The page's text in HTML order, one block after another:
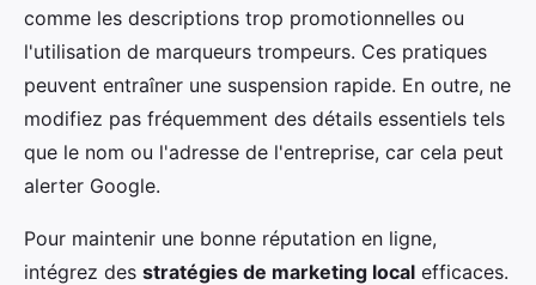
comme les descriptions trop promotionnelles ou
l'utilisation de marqueurs trompeurs. Ces pratiques
peuvent entraîner une suspension rapide. En outre, ne
modifiez pas fréquemment des détails essentiels tels
que le nom ou l'adresse de l'entreprise, car cela peut
alerter Google.
Pour maintenir une bonne réputation en ligne,
intégrez des stratégies de marketing local efficaces.